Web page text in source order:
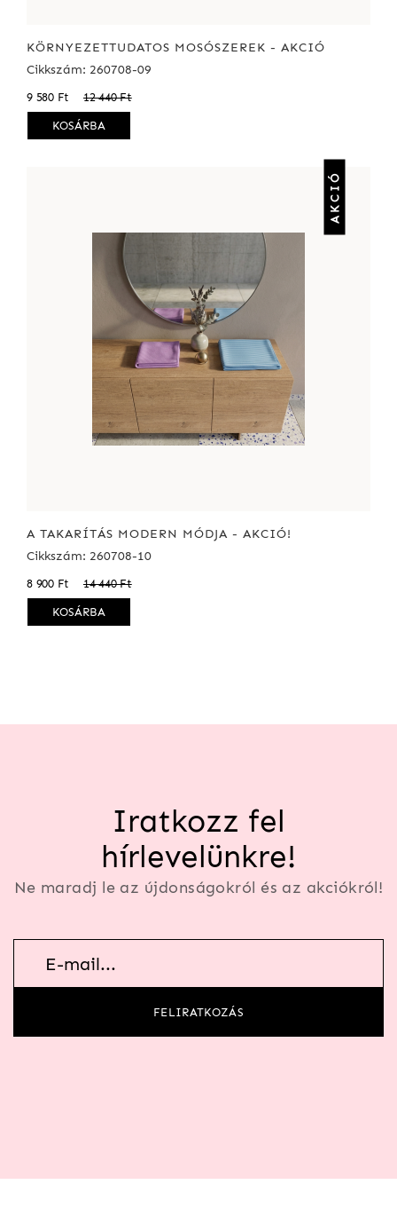
KÖRNYEZETTUDATOS MOSÓSZEREK - AKCIÓ
Cikkszám: 260708-09
9 580 Ft 12 440 Ft
KOSÁRBA
AKCIÓ
A TAKARÍTÁS MODERN MÓDJA - AKCIÓ!
Cikkszám: 260708-10
8 900 Ft 14 440 Ft
KOSÁRBA
Iratkozz fel
hírlevelünkre!
Ne maradj le az újdonságokról és az akciókról!
feliratkozás
FELIRATKOZÁS